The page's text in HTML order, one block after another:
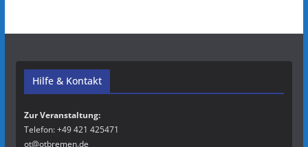
Hilfe & Kontakt
Zur Veranstaltung:
Telefon: +49 421 425471
ot@otbremen.de